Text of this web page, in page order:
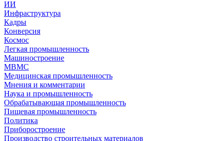
ИИ
Инфраструктура
Кадры
Конверсия
Космос
Легкая промышленность
Машиностроение
МВМС
Медицинская промышленность
Мнения и комментарии
Наука и промышленность
Обрабатывающая промышленность
Пищевая промышленность
Политика
Приборостроение
Производство строительных материалов